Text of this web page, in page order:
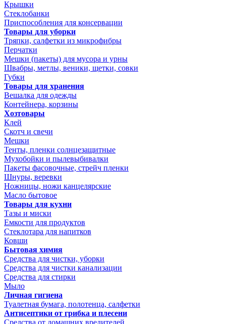
Крышки
Стеклобанки
Приспособления для консервации
Товары для уборки
Тряпки, салфетки из микрофибры
Перчатки
Мешки (пакеты) для мусора и урны
Швабры, метлы, веники, щетки, совки
Губки
Товары для хранения
Вешалка для одежды
Контейнера, корзины
Хозтовары
Клей
Скотч и свечи
Мешки
Тенты, пленки солнцезащитные
Мухобойки и пылевыбивалки
Пакеты фасовочные, стрейч пленки
Шнуры, веревки
Ножницы, ножи канцелярские
Масло бытовое
Товары для кухни
Тазы и миски
Емкости для продуктов
Стеклотара для напитков
Ковши
Бытовая химия
Средства для чистки, уборки
Средства для чистки канализации
Средства для стирки
Мыло
Личная гигиена
Туалетная бумага, полотенца, салфетки
Антисептики от грибка и плесени
Средства от домашних вредителей